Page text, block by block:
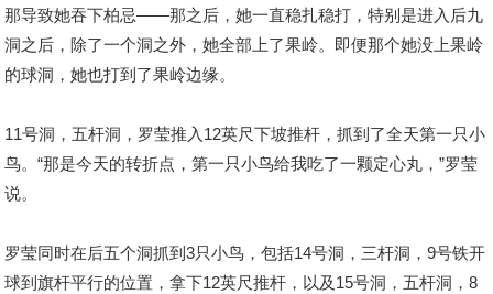
那导致她吞下柏忌——那之后，她一直稳扎稳打，特别是进入后九
洞之后，除了一个洞之外，她全部上了果岭。即便那个她没上果岭
的球洞，她也打到了果岭边缘。
11号洞，五杆洞，罗莹推入12英尺下坡推杆，抓到了全天第一只小
鸟。“那是今天的转折点，第一只小鸟给我吃了一颗定心丸，”罗莹
说。
罗莹同时在后五个洞抓到3只小鸟，包括14号洞，三杆洞，9号铁开
球到旗杆平行的位置，拿下12英尺推杆，以及15号洞，五杆洞，8